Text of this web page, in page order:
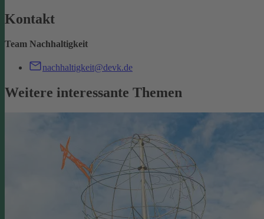
Kontakt
Team Nachhaltigkeit
nachhaltigkeit@devk.de
Weitere interessante Themen